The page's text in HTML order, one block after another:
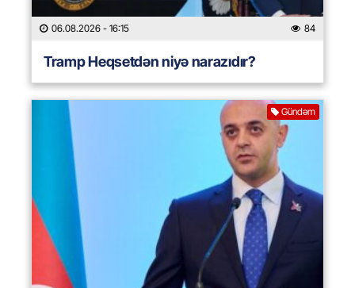
06.08.2026 - 16:15 84
Tramp Heqsetdən niyə narazıdır?
Gündəm